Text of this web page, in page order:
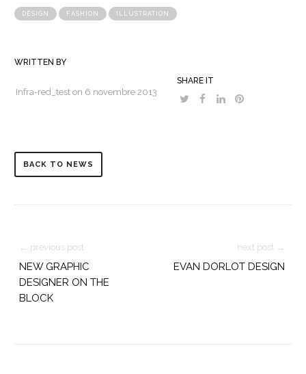
DESIGN FASHION ILLUSTRATION
WRITTEN BY
Infra-red_test on 6 novembre 2013
SHARE IT
BACK TO NEWS
← previous post
NEW GRAPHIC
DESIGNER ON THE
BLOCK
next post →
EVAN DORLOT DESIGN